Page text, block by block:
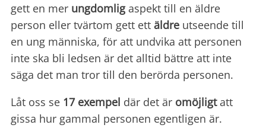
gett en mer ungdomligaspekt till en äldre
person eller tvärtom gett ett äldre utseende till
en ung människa, för att undvika att personen
inte ska bli ledsen är det alltid bättre att inte
säga det man tror till den berörda personen.
Låt oss se 17 exempel där det är omöjligtatt
gissa hur gammal personen egentligen är.